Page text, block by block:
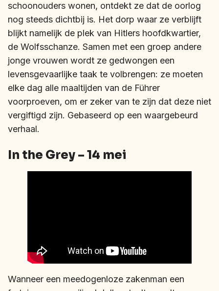
schoonouders wonen, ontdekt ze dat de oorlog
nog steeds dichtbij is. Het dorp waar ze verblijft
blijkt namelijk de plek van Hitlers hoofdkwartier,
de Wolfsschanze. Samen met een groep andere
jonge vrouwen wordt ze gedwongen een
levensgevaarlijke taak te volbrengen: ze moeten
elke dag alle maaltijden van de Führer
voorproeven, om er zeker van te zijn dat deze niet
vergiftigd zijn. Gebaseerd op een waargebeurd
verhaal.
In the Grey – 14 mei
Wanneer een meedogenloze zakenman een